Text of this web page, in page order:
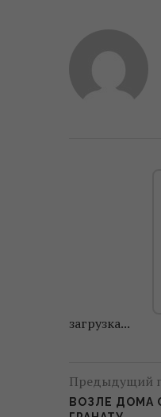
загрузка...
Предыдущий
ВОЗЛЕ ДОМА